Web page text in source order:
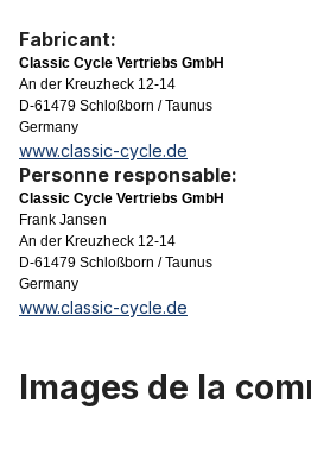
Fabricant:
Classic Cycle Vertriebs GmbH
An der Kreuzheck 12-14
D-61479 Schloßborn / Taunus
Germany
www.classic-cycle.de
Personne responsable:
Classic Cycle Vertriebs GmbH
Frank Jansen
An der Kreuzheck 12-14
D-61479 Schloßborn / Taunus
Germany
www.classic-cycle.de
Images de la